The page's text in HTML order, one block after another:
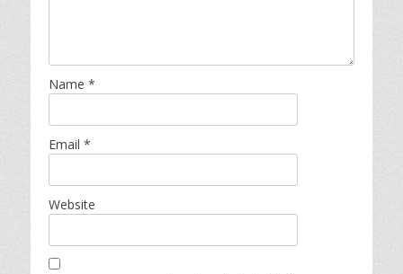
Name *
Email *
Website